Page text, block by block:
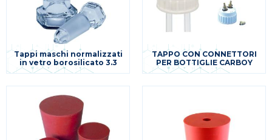
Tappi maschi normalizzati
in vetro borosilicato 3.3
TAPPO CON CONNETTORI
PER BOTTIGLIE CARBOY